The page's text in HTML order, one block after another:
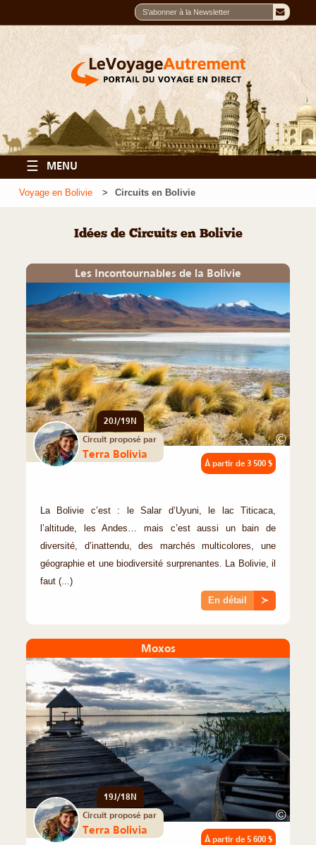
☰ MENU
Voyage en Bolivie Circuits en Bolivie
Idées de Circuits en Bolivie
Les Incontournables de la Bolivie
©
20J/19N
Circuit proposé par
Terra Bolivia
À partir de 3 500 $
La Bolivie c’est : le Salar d’Uyuni, le lac Titicaca,
l’altitude, les Andes… mais c’est aussi un bain de
diversité, d’inattendu, des marchés multicolores, une
géographie et une biodiversité surprenantes. La Bolivie, il
faut (...)
En détail ≻
Moxos
©
19J/18N
Circuit proposé par
Terra Bolivia
À partir de 5 600 $